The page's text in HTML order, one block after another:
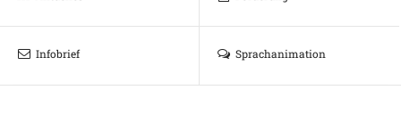
Infobrief Sprachanimation